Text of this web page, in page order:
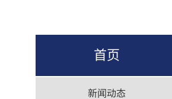
首页
新闻动态